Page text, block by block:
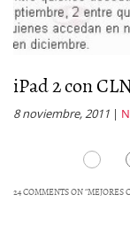
iPad 2 con
8 noviembre, 2011 |
24 COMMENTS ON “MEJORES